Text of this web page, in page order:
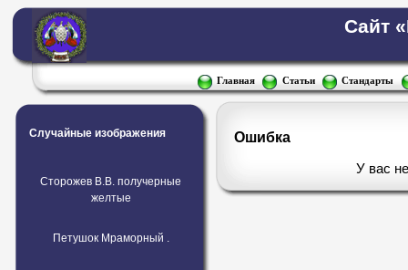
Сайт
Главная Статьи Стандарты
Случайные изображения
Сторожев В.В. получерные
желтые
Петушок Мраморный .
Ошибка
У вас